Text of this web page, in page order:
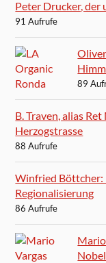
Peter Drucker, der
91 Aufrufe
89
B. Traven, alias
Herzogstrasse
88 Aufrufe
Winfried Böttcher:
Regionalisierung
86 Aufrufe